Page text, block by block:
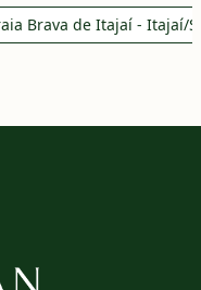
Brava de Itajaí - Itajaí/